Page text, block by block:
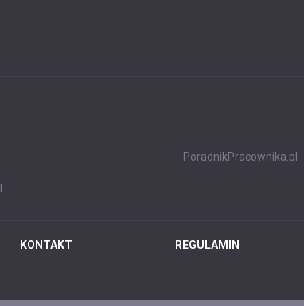
PoradnikPracownika.pl
KONTAKT REGULAMIN